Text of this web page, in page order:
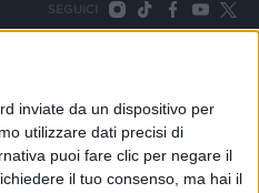
inviate da un dispositivo per
utilizzare dati precisi di
puoi fare clic per negare il
il tuo consenso, ma hai il
SEGUICI